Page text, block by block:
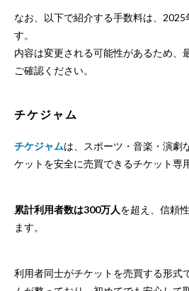
なお、以下で紹介する手数料は、
す。
内容は変更される可能性があるため、
ご確認ください。
チケジャム
チケジャムは、スポーツ・音楽・演劇
ケットを安全に売買できるチケット専
累計利用者数は300万人を超え、信頼
ます。
利用者同士がチケットを売買する形式